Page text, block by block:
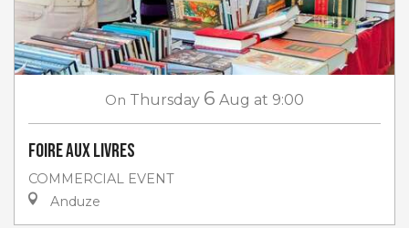
On Thursday 6 Aug at 9:00
Foire aux livres
COMMERCIAL EVENT
Anduze